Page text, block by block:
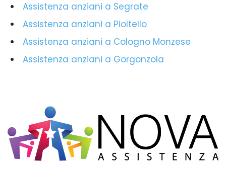
Assistenza anziani a Segrate
Assistenza anziani a Pioltello
Assistenza anziani a Cologno Monzese
Assistenza anziani a Gorgonzola